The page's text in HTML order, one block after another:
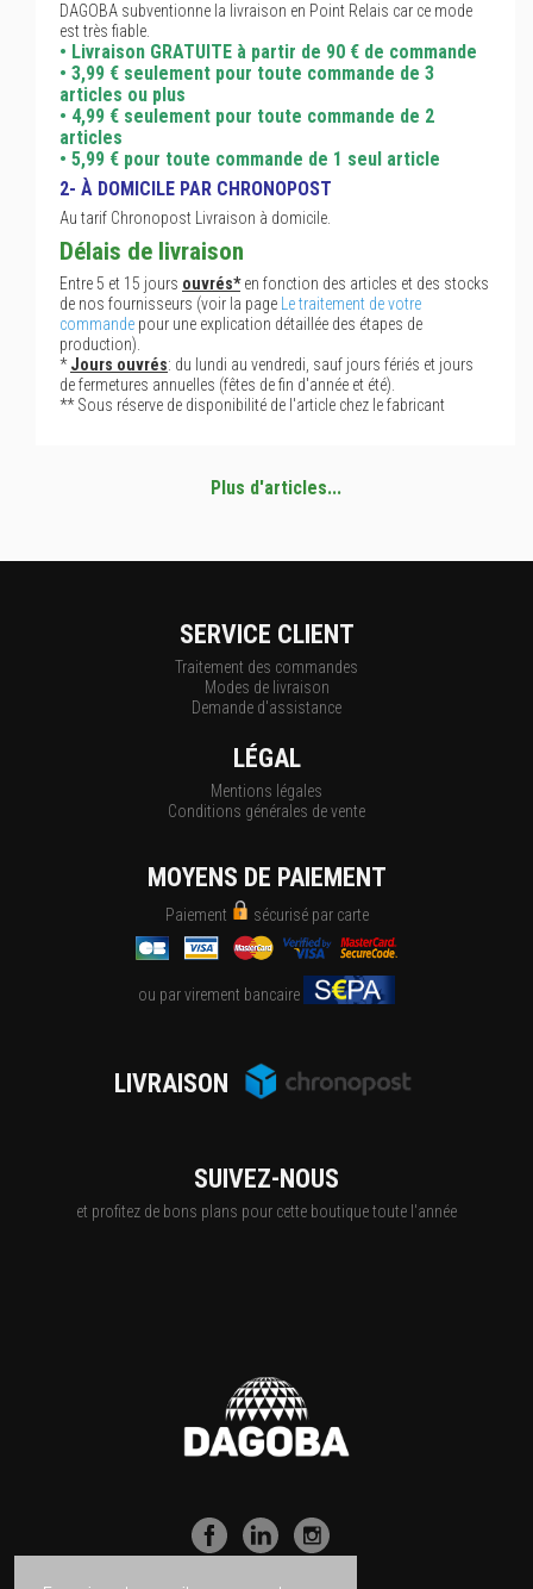
DAGOBA subventionne la livraison en Point Relais car ce mode
est très fiable.
• Livraison GRATUITE à partir de 90 € de commande
• 3,99 € seulement pour toute commande de 3
articles ou plus
• 4,99 € seulement pour toute commande de 2
articles
• 5,99 € pour toute commande de 1 seul article
2- À DOMICILE PAR CHRONOPOST
Au tarif Chronopost Livraison à domicile.
Délais de livraison
Entre 5 et 15 jours ouvrés*en fonction des articles et des stocks
de nos fournisseurs (voir la page
Le traitement de votre
commande pour une explication détaillée des étapes de
production).
*Jours ouvrés: du lundi au vendredi, sauf jours fériés et jours
de fermetures annuelles (fêtes de fin d'année et été).
** Sous réserve de disponibilité de l'article chez le fabricant
Plus d'articles...
SERVICE CLIENT
Traitement des commandes
Modes de livraison
Demande d'assistance
LÉGAL
Mentions légales
Conditions générales de vente
MOYENS DE PAIEMENT
Paiement sécurisé par carte
ou par virement bancaire
LIVRAISON
SUIVEZ-NOUS
et profitez de bons plans pour cette boutique toute l'année